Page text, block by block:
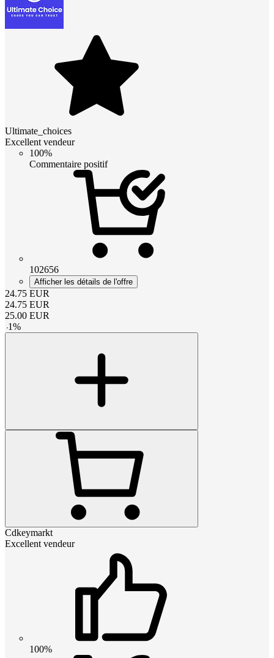
Ultimate_choices
Excellent vendeur
100%
Commentaire positif
102656
Afficher les détails de l'offre
24.75 EUR
24.75 EUR
25.00 EUR
-1%
Cdkeymarkt
Excellent vendeur
100%